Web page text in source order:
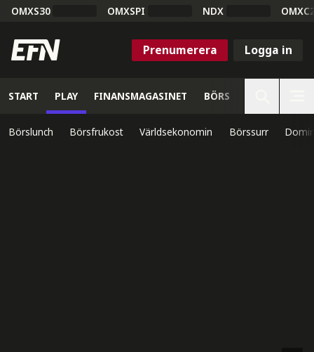
OMXS30 OMXSPI NDX
Prenumerera Logga in
START PLAY FINANSMAGASINET BÖRS
Börslunch Börsfrukost Världsekonomin Börssurr